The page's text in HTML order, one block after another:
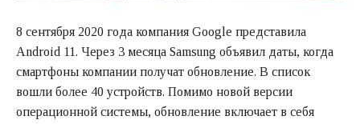
8 сентября 2020 года компания Google представила
Android 11. Через 3 месяца Samsung объявил даты, когда
смартфоны компании получат обновление. В список
вошли более 40 устройств. Помимо новой версии
операционной системы, обновление включает в себя